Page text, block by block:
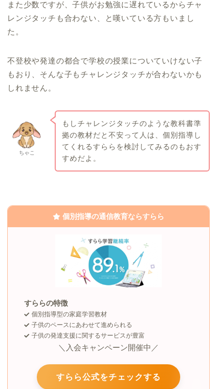
また少数ですが、子供がお勉強に遅れているからチャ
レンジタッチも合わない、と嘆いている方もいまし
た。
不登校や発達の都合で学校の授業についていけない子
もおり、そんな子もチャレンジタッチが合わないかも
しれません。
ちゃこ
もしチャレンジタッチのような教科書準
拠の教材だと不安って人は、個別指導し
てくれるすららを検討してみるのもおす
すめだよ。
個別指導の通信教育ならすらら
すららの特徴
個別指導型の家庭学習教材
子供のペースにあわせて進められる
子供の発達支援に関するサービスが豊富
＼入会キャンペーン開催中／
すらら公式をチェックする